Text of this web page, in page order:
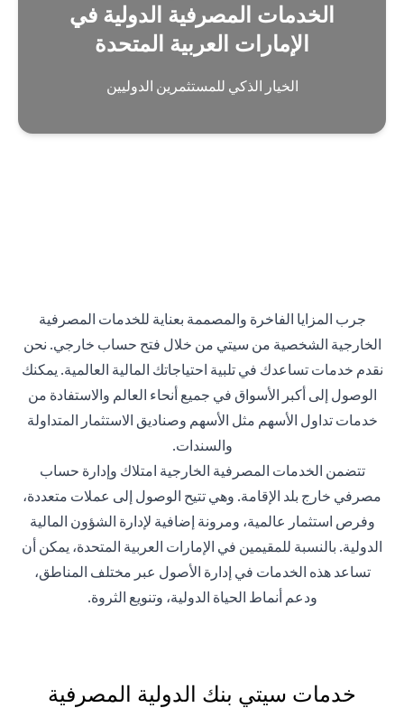
الخدمات المصرفية الدولية في
الإمارات العربية المتحدة
الخيار الذكي للمستثمرين الدوليين
جرب المزايا الفاخرة والمصممة بعناية للخدمات المصرفية
الخارجية الشخصية من سيتي من خلال فتح حساب خارجي. نحن
نقدم خدمات تساعدك في تلبية احتياجاتك المالية العالمية. يمكنك
الوصول إلى أكبر الأسواق في جميع أنحاء العالم والاستفادة من
خدمات تداول الأسهم مثل الأسهم وصناديق الاستثمار المتداولة
والسندات.
تتضمن الخدمات المصرفية الخارجية امتلاك وإدارة حساب
مصرفي خارج بلد الإقامة. وهي تتيح الوصول إلى عملات متعددة،
وفرص استثمار عالمية، ومرونة إضافية لإدارة الشؤون المالية
الدولية. بالنسبة للمقيمين في الإمارات العربية المتحدة، يمكن أن
تساعد هذه الخدمات في إدارة الأصول عبر مختلف المناطق،
ودعم أنماط الحياة الدولية، وتنويع الثروة.
خدمات سيتي بنك الدولية المصرفية